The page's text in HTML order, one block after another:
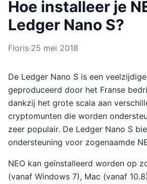
Hoe installeer je
Ledger Nano S?
Floris·25 mei 2018
De Ledger Nano S is een
geproduceerd door het Franse
dankzij het grote scala aan
cryptomunten die worden
zeer populair. De Ledger Nano S
ondersteuning voor zogenaamde
NEO kan geïnstalleerd worden op
(vanaf Windows 7), Mac (vanaf